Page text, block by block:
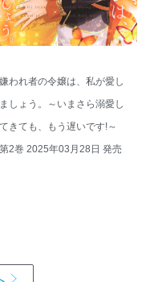
嫌われ者の令嬢は、私が愛し
ましょう。～いまさら溺愛し
てきても、もう遅いです!～
第2巻 2025年03月28日 発売